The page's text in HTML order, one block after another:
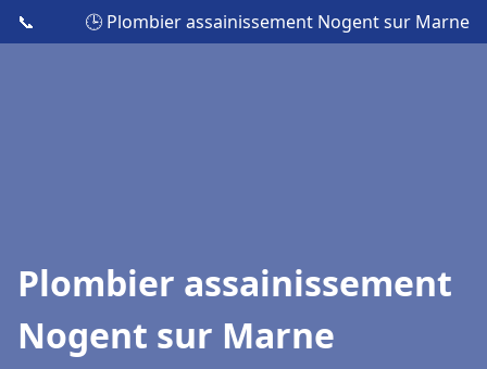
📞 🕒 Plombier assainissement Nogent sur Marne
Plombier assainissement
Nogent sur Marne